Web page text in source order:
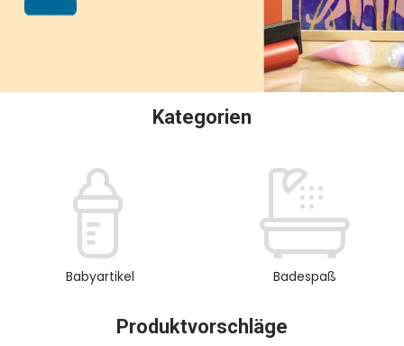
Kategorien
Babyartikel Badespaß
Produktvorschläge